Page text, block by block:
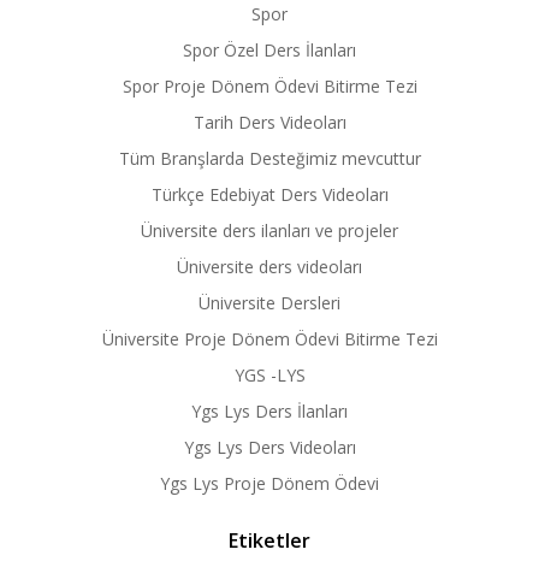
Spor
Spor Özel Ders İlanları
Spor Proje Dönem Ödevi Bitirme Tezi
Tarih Ders Videoları
Tüm Branşlarda Desteğimiz mevcuttur
Türkçe Edebiyat Ders Videoları
Üniversite ders ilanları ve projeler
Üniversite ders videoları
Üniversite Dersleri
Üniversite Proje Dönem Ödevi Bitirme Tezi
YGS -LYS
Ygs Lys Ders İlanları
Ygs Lys Ders Videoları
Ygs Lys Proje Dönem Ödevi
Etiketler